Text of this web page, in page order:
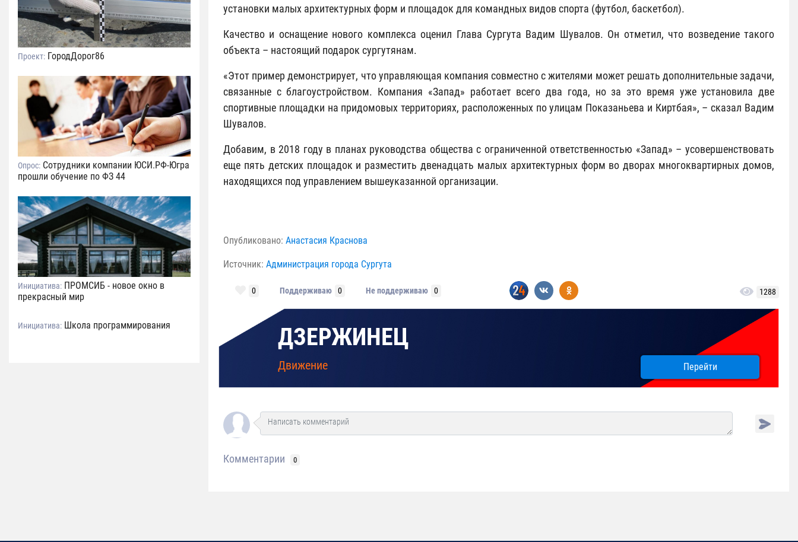
Проект: ГородДорог86
Опрос: Сотрудники компании ЮСИ.РФ-Югра
прошли обучение по ФЗ 44
Инициатива: ПРОМСИБ - новое окно в
прекрасный мир
Инициатива: Школа программирования
установки малых архитектурных форм и площадок для командных видов спорта (футбол, баскетбол).
Качество и оснащение нового комплекса оценил Глава Сургута Вадим Шувалов. Он отметил, что возведение такого
объекта – настоящий подарок сургутянам.
«Этот пример демонстрирует, что управляющая компания совместно с жителями может решать дополнительные задачи,
связанные с благоустройством. Компания «Запад» работает всего два года, но за это время уже установила две
спортивные площадки на придомовых территориях, расположенных по улицам Показаньева и Киртбая», – сказал Вадим
Шувалов.
Добавим, в 2018 году в планах руководства общества с ограниченной ответственностью «Запад» – усовершенствовать
еще пять детских площадок и разместить двенадцать малых архитектурных форм во дворах многоквартирных домов,
находящихся под управлением вышеуказанной организации.
Опубликовано: Анастасия Краснова
Источник: Администрация города Сургута
0 Поддерживаю 0 Не поддерживаю 0 1288
ДЗЕРЖИНЕЦ
Движение Перейти
Комментарии 0